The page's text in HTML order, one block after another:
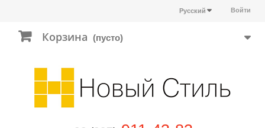
Войти
Русский
Корзина (пусто)